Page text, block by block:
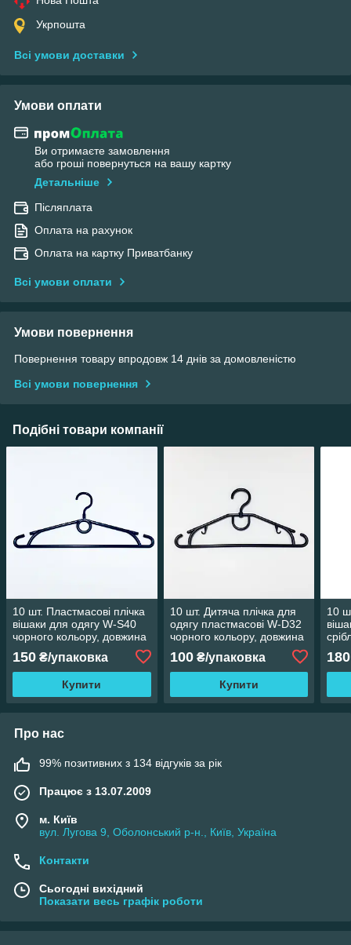
Укрпошта
Всі умови доставки
Умови оплати
Ви отримаєте замовлення
або гроші повернуться на вашу картку
Детальніше
Післяплата
Оплата на рахунок
Оплата на картку Приватбанку
Всі умови оплати
Умови повернення
Повернення товару впродовж 14 днів за домовленістю
Всі умови повернення
Подібні товари компанії
10 шт. Пластмасові плічка
вішаки для одягу W-S40
чорного кольору, довжина
150 ₴/упаковка
Купити
10 шт. Дитяча плічка для
одягу пластмасові W-D32
чорного кольору, довжина
100₴/упаковка
Купити
10
180
Про нас
99% позитивних з 134 відгуків за рік
Працює з 13.07.2009
м. Київ
вул. Лугова 9, Оболонський р-н., Київ, Україна
Контакти
Сьогодні вихідний
Показати весь графік роботи